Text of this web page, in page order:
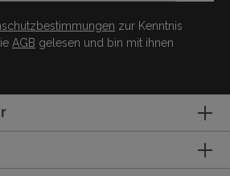
zur Kenntnis
AGB gelesen und bin mit ihnen